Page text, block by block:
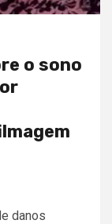
o sono
danos